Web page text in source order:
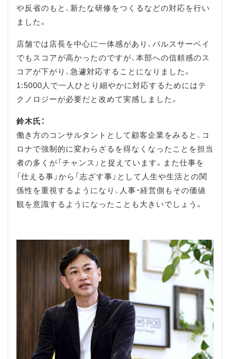
や反省のもと、新たな研修をつくるなどの対応を行い
ました。
店舗では店長を中心に一体感があり、パルスサーベイ
でもスコアが高かったのですが、本部への信頼感のス
コアが下がり、急遽対応することになりました。
1:5000人で一人ひとり細やかに対応するためにはテ
クノロジーが必要だと改めて実感しました。
鈴木氏：
働き方のコンサルタントとして顧客企業をみると、コ
ロナで強制的に変わらざるを得なくなったことを担当
者の多くが「チャンス」と捉えています。また仕事を
「仕える事」から「志ざす事」として人生や生活との関
係性を重視するようになり、人事・経営側もその価値
観を意識するようになったことも大きいでしょう。